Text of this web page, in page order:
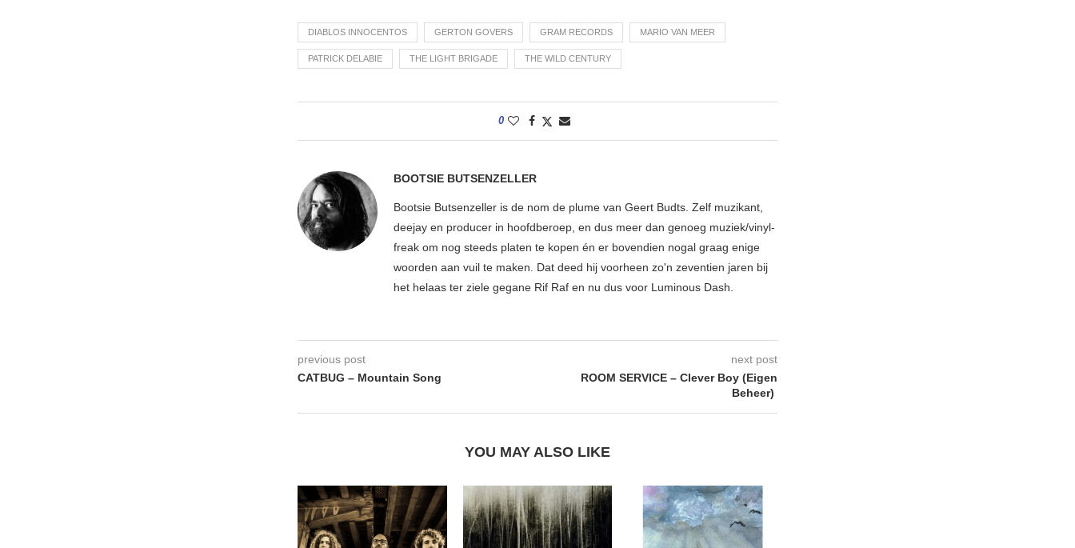
DIABLOS INNOCENTOS GERTON GOVERS GRAM RECORDS MARIO VAN MEER
PATRICK DELABIE THE LIGHT BRIGADE THE WILD CENTURY
0
BOOTSIE BUTSENZELLER
Bootsie Butsenzeller is de nom de plume van Geert Budts. Zelf muzikant,
deejay en producer in hoofdberoep, en dus meer dan genoeg muziek/vinyl-
freak om nog steeds platen te kopen én er bovendien nogal graag enige
woorden aan vuil te maken. Dat deed hij voorheen zo'n zeventien jaren bij
het helaas ter ziele gegane Rif Raf en nu dus voor Luminous Dash.
previous post
CATBUG – Mountain Song
next post
ROOM SERVICE – Clever Boy (Eigen
Beheer)
YOU MAY ALSO LIKE